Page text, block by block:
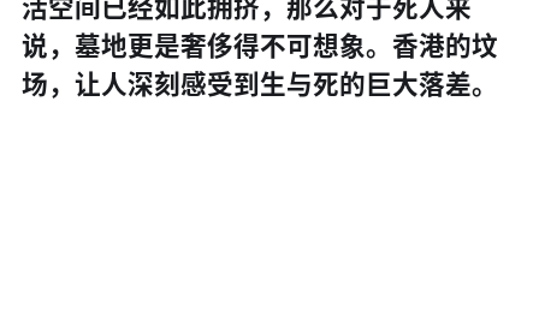
活空间已经如此拥挤，那么对于死人来
说，墓地更是奢侈得不可想象。香港的坟
场，让人深刻感受到生与死的巨大落差。